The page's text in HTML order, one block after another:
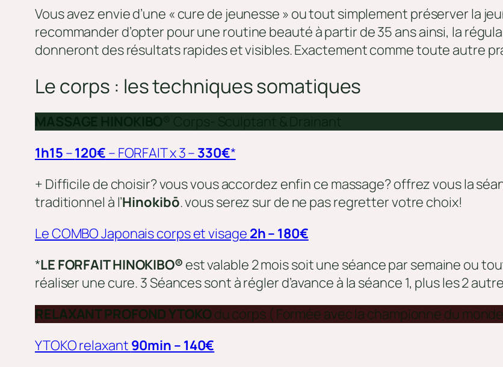
Vous avez envie d’une « cure de jeunesse » ou tout simplement préserver la
recommander d’opter pour une routine beauté à partir de 35 ans ainsi, la
donneront des résultats rapides et visibles. Exactement comme toute autre
Le corps : les techniques somatiques
1h15 –120€ – FORFAIT x 3 – 330€*
+ Difficile de choisir? vous vous accordez enfin ce massage? offrez vous la
traditionnel à l’Hinokibō. vous serez sur de ne pas regretter votre choix!
Le COMBO Japonais corps et visage 2h – 180€
*LE FORFAIT HINOKIBO® est valable 2 mois soit une séance par semaine ou
réaliser une cure. 3 Séances sont à régler d’avance à la séance 1, plus les 2
RELAXANT PROFOND YTOKOdu corps ( Formée avec la championne du
YTOKO relaxant 90min – 140€